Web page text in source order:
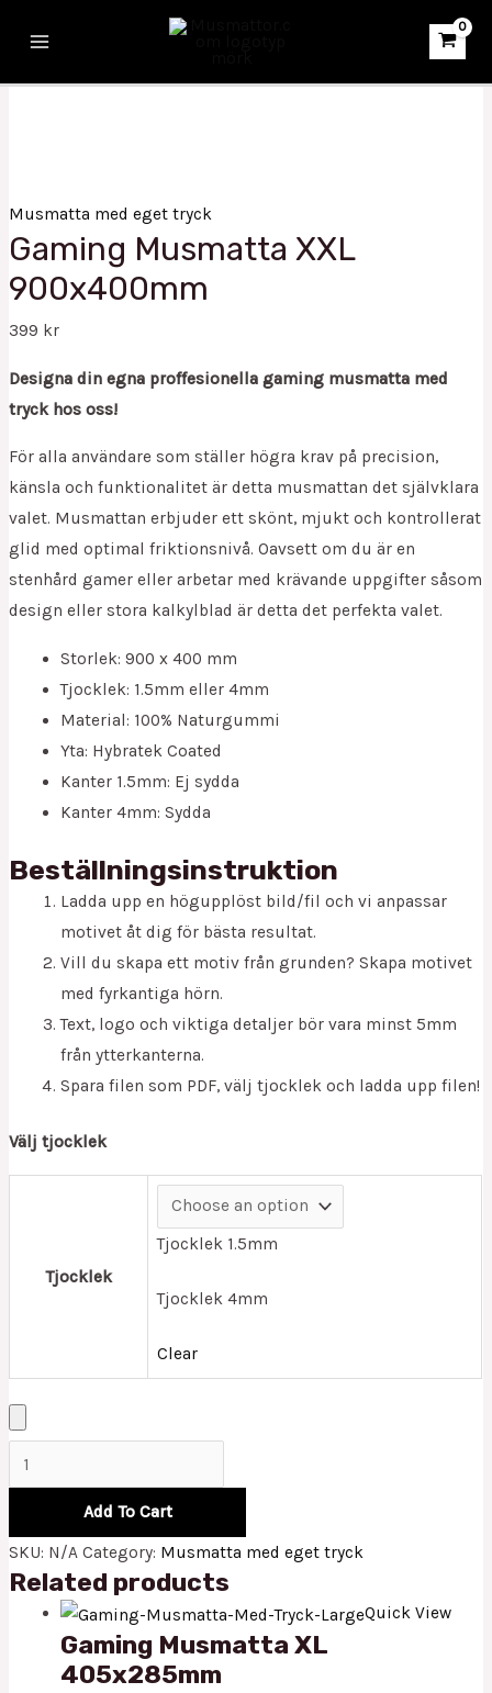
Musmatta med eget tryck
Gaming Musmatta XXL
900x400mm
399 kr
Designa din egna proffesionella gaming musmatta med
tryck hos oss!
För alla användare som ställer högra krav på precision,
känsla och funktionalitet är detta musmattan det självklara
valet. Musmattan erbjuder ett skönt, mjukt och kontrollerat
glid med optimal friktionsnivå. Oavsett om du är en
stenhård gamer eller arbetar med krävande uppgifter såsom
design eller stora kalkylblad är detta det perfekta valet.
Storlek: 900 x 400 mm
Tjocklek: 1.5mm eller 4mm
Material: 100% Naturgummi
Yta: Hybratek Coated
Kanter 1.5mm: Ej sydda
Kanter 4mm: Sydda
Beställningsinstruktion
Ladda upp en högupplöst bild/fil och vi anpassar
motivet åt dig för bästa resultat.
Vill du skapa ett motiv från grunden? Skapa motivet
med fyrkantiga hörn.
Text, logo och viktiga detaljer bör vara minst 5mm
från ytterkanterna.
Spara filen som PDF, välj tjocklek och ladda upp filen!
Välj tjocklek
Tjocklek
Tjocklek 1.5mm
Tjocklek 4mm
Clear
Musmatta
Add To Cart
SKU: N/A Category: Musmatta med eget tryck
Related products
Quick View
Gaming Musmatta XL
405x285mm